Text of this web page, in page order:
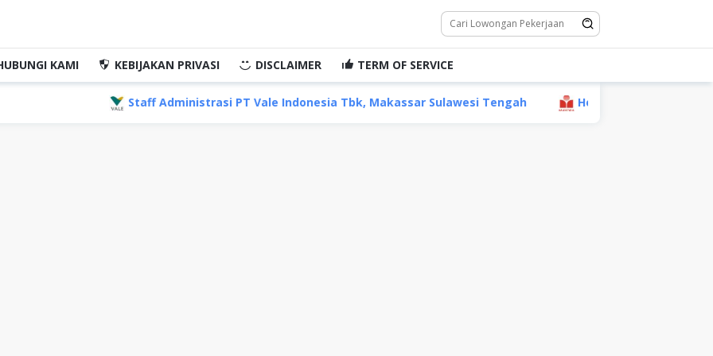
KAMI KEBIJAKAN PRIVASI DISCLAIMER TERM OF SERVICE
Staff Administrasi PT Vale Indonesia Tbk, Makassar Sulawesi Tengah Helper (Non Staff) PT Mayora Indah